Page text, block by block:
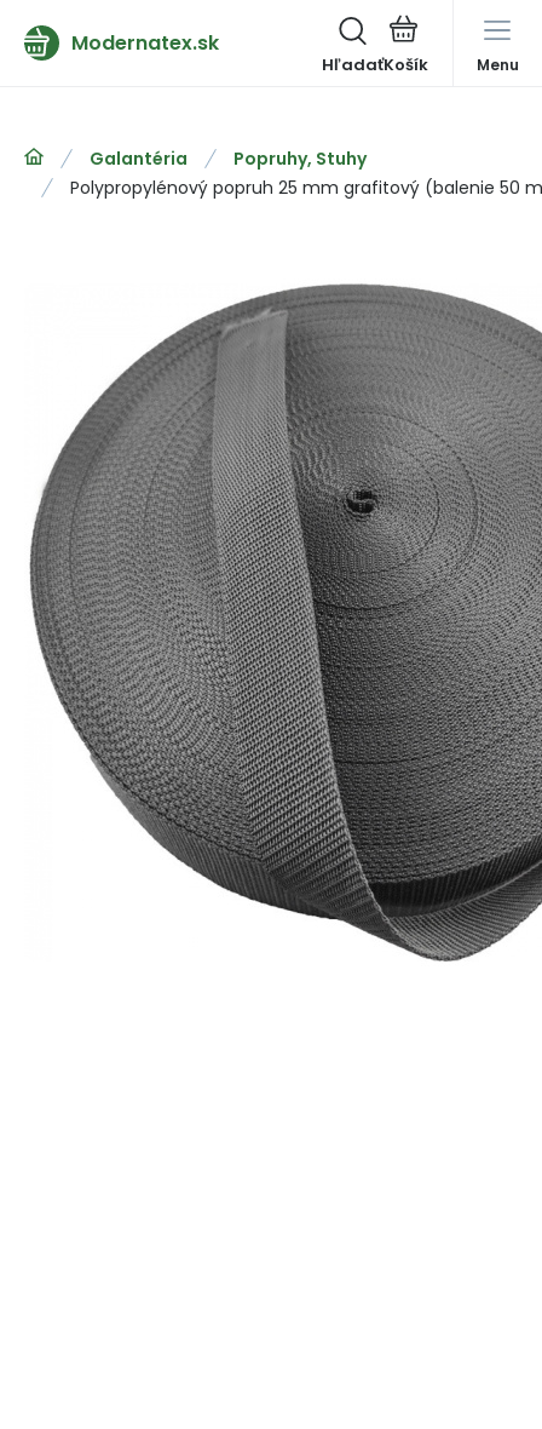
Modernatex.sk
Hľadať Menu
Galantéria
Popruhy, Stuhy
Polypropylénový popruh 25 mm grafitový (balenie 50